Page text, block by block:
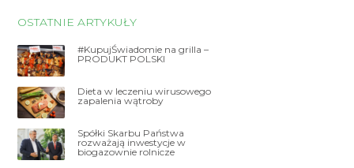
OSTATNIE ARTYKUŁY
#KupujŚwiadomie na grilla –
PRODUKT POLSKI
Dieta w leczeniu wirusowego
zapalenia wątroby
Spółki Skarbu Państwa
rozważają inwestycje w
biogazownie rolnicze